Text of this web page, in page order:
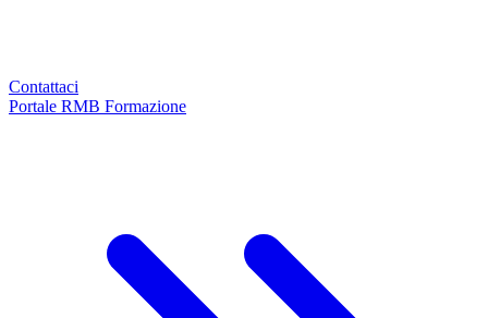
Contattaci
Portale RMB Formazione